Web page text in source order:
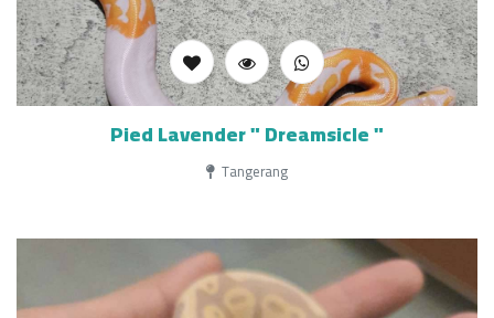
Pied Lavender " Dreamsicle "
Tangerang